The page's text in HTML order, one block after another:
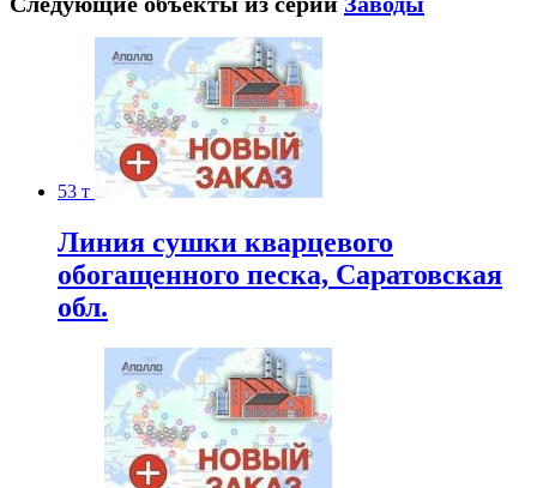
53 т
Линия сушки кварцевого
обогащенного песка, Саратовская
обл.